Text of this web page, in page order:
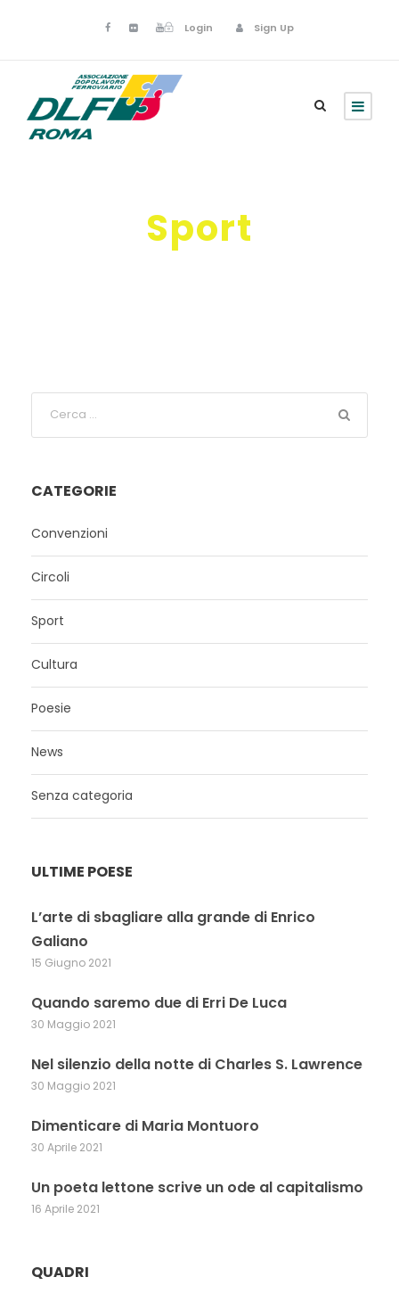
Login Sign Up
Sport
CATEGORIE
Convenzioni
Circoli
Sport
Cultura
Poesie
News
Senza categoria
ULTIME POESE
L’arte di sbagliare alla grande di Enrico
Galiano
15 Giugno 2021
Quando saremo due di Erri De Luca
30 Maggio 2021
Nel silenzio della notte di Charles S. Lawrence
30 Maggio 2021
Dimenticare di Maria Montuoro
30 Aprile 2021
Un poeta lettone scrive un ode al capitalismo
16 Aprile 2021
QUADRI